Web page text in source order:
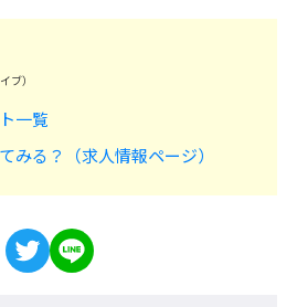
ブ）
一覧
みる？（求人情報ページ）